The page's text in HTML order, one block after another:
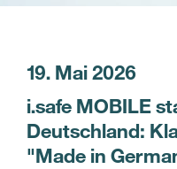
19. Mai 2026
i.safe MOBILE
Deutschland:
"Made in